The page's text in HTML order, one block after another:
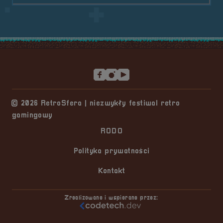
© 2026 RetroSfera | niezwykły festiwal retro
gamingowy
RODO
Polityka prywatności
Kontakt
Zrealizowane i wspierane przez: